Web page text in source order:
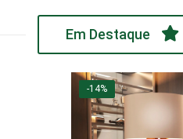
Em Destaque
-14%